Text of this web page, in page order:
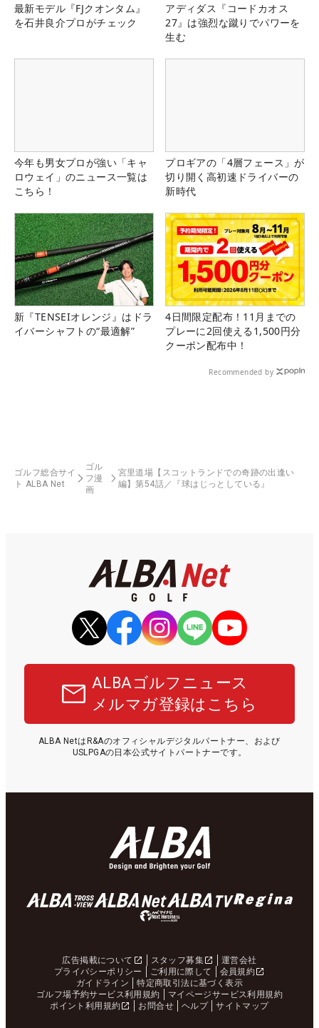
最新モデル『FJクオンタム』
を石井良介プロがチェック
アディダス『コードカオス
27』は強烈な蹴りでパワーを
生む
今年も男女プロが強い「キャ
ロウェイ」のニュース一覧は
こちら！
プロギアの「4層フェース」が
切り開く高初速ドライバーの
新時代
新『TENSEIオレンジ』はドラ
イバーシャフトの“最適解”
4日間限定配布！11月までの
プレーに2回使える1,500円分
クーポン配布中！
Recommended by
ゴルフ総合サイ
ト ALBA Net
ゴル
フ漫
画
宮里道場【スコットランドでの奇跡の出逢い
編】第54話／『球はじっとしている』
ALBAゴルフニュース
メルマガ登録はこちら
ALBA NetはR&Aのオフィシャルデジタルパートナー、および
USLPGAの日本公式サイトパートナーです。
広告掲載について スタッフ募集
運営会社
プライバシーポリシー
ご利用に際して
会員規約
ガイドライン
特定商取引法に基づく表示
ゴルフ場予約サービス利用規約
マイページサービス利用規約
ポイント利用規約
お問合せ ヘルプ サイトマップ